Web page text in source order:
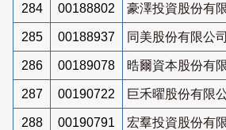
284 00188802 豪澤投資股份有
285 00188937 同美股份有限公司
286 00189078 晧爾資本股份有
287 00190722 巨禾曜股份有限
288 00190791 宏羣投資股份有